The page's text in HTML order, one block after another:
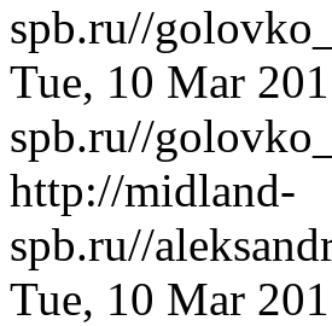
spb.ru//
Tue, 10 Mar
spb.ru//
http://midland-
spb.ru//
Tue, 10 Mar